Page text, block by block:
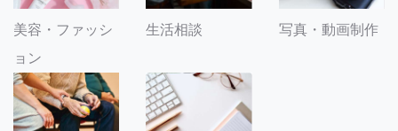
美容・ファッシ
ョン
生活相談 写真・動画制作